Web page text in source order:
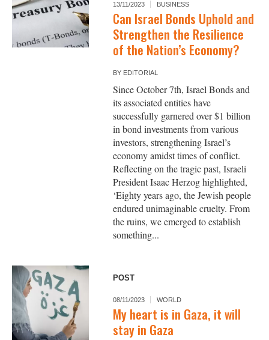
13/11/2023 BUSINESS
Can Israel Bonds Uphold and
Strengthen the Resilience
of the Nation’s Economy?
BY EDITORIAL
Since October 7th, Israel Bonds and
its associated entities have
successfully garnered over $1 billion
in bond investments from various
investors, strengthening Israel’s
economy amidst times of conflict.
Reflecting on the tragic past, Israeli
President Isaac Herzog highlighted,
‘Eighty years ago, the Jewish people
endured unimaginable cruelty. From
the ruins, we emerged to establish
something...
POST
08/11/2023 WORLD
My heart is in Gaza, it will
stay in Gaza